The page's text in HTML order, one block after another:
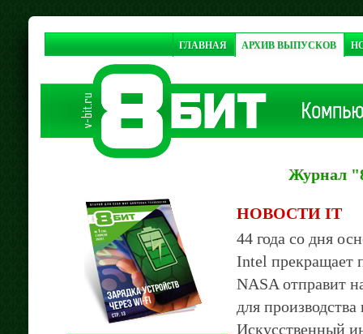
ГЛАВНАЯ АРХИВ ВЫПУСКОВ
Журнал
НОВОСТИ IT
44 года со дня
Intel прекращает
NASA отправит
для
Искусственный